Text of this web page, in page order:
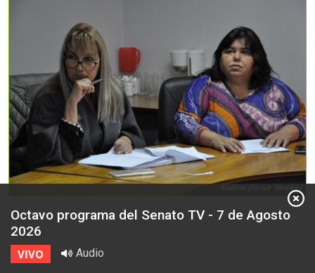
Octavo programa del Senato TV - 7 de Agosto
2026
VIVO Audio